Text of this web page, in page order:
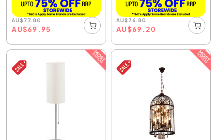
AU$77.80
AU$69.95
AU$76.80
AU$69.20